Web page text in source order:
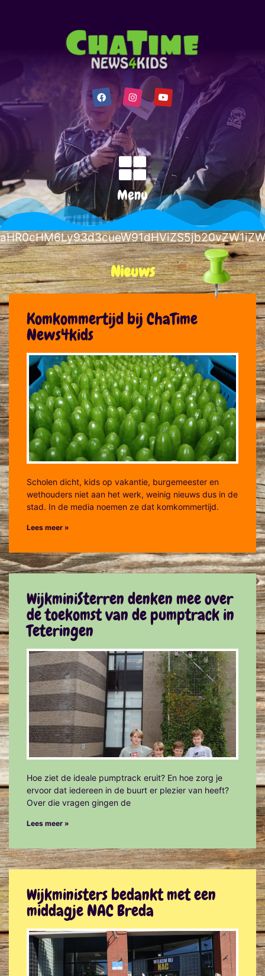
Menu
Nieuws
Komkommertijd bij ChaTime
News4kids
Scholen dicht, kids op vakantie, burgemeester en
wethouders niet aan het werk, weinig nieuws dus in de
stad. In de media noemen ze dat komkommertijd.
Lees meer »
WijkminiSterren denken mee over
de toekomst van de pumptrack in
Teteringen
Hoe ziet de ideale pumptrack eruit? En hoe zorg je
ervoor dat iedereen in de buurt er plezier van heeft?
Over die vragen gingen de
Lees meer »
Wijkministers bedankt met een
middagje NAC Breda